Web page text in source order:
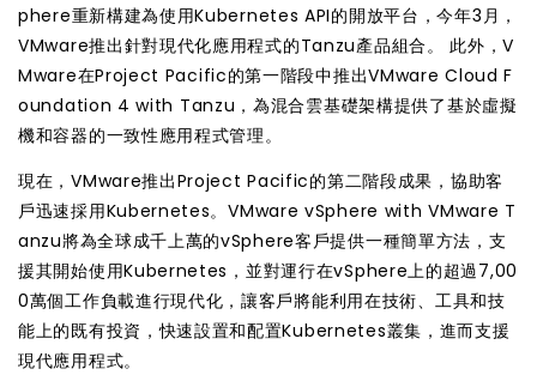
phere重新構建為使用Kubernetes API的開放平台，今年3月，
VMware推出針對現代化應用程式的Tanzu產品組合。 此外，V
Mware在Project Pacific的第一階段中推出VMware Cloud F
oundation 4 with Tanzu，為混合雲基礎架構提供了基於虛擬
機和容器的一致性應用程式管理。
現在，VMware推出Project Pacific的第二階段成果，協助客
戶迅速採用Kubernetes。VMware vSphere with VMware T
anzu將為全球成千上萬的vSphere客戶提供一種簡單方法，支
援其開始使用Kubernetes，並對運行在vSphere上的超過7,00
0萬個工作負載進行現代化，讓客戶將能利用在技術、工具和技
能上的既有投資，快速設置和配置Kubernetes叢集，進而支援
現代應用程式。